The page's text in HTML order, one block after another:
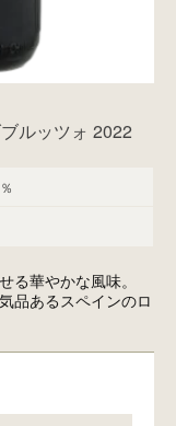
ルッツォ 2022
る華やかな風味。
品あるスペインのロ